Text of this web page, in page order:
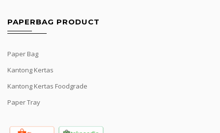
PAPERBAG PRODUCT
Paper Bag
Kantong Kertas
Kantong Kertas Foodgrade
Paper Tray